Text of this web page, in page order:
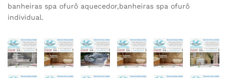
banheiras spa ofurô aquecedor,banheiras spa ofurô
individual.